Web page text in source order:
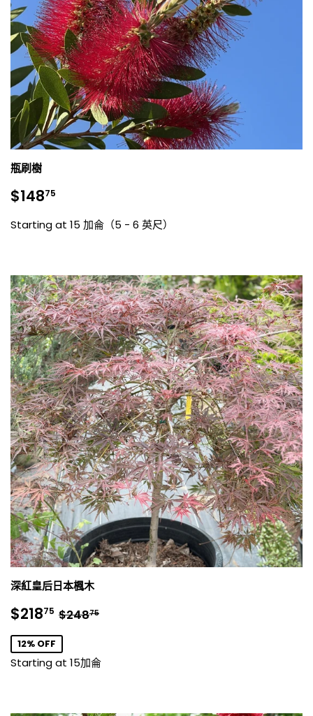
瓶刷樹
銷
售
價
$14875
Starting at 15 加侖（5 - 6 英尺）
深紅皇后日本楓木
銷
售
價
格
$21875 $218.75
正常價格
$24875
12% OFF
Starting at 15加侖